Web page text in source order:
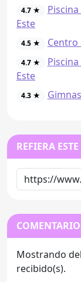
4.7 ★
Este
4.5 ★ Centro
4.7 ★
Este
4.3 ★
REFIERA
Mostrando del
recibido(s).